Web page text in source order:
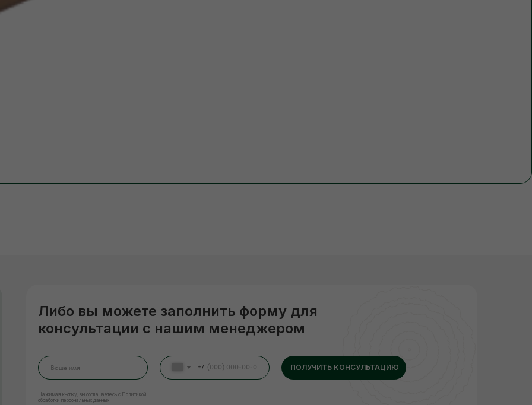
Либо вы можете заполнить форму для
консультации с нашим менеджером
Нажимая кнопку, вы соглашаетесь с Политикой
обработки персональных данных
+7 ПОЛУЧИТЬ КОНСУЛЬТАЦИЮ